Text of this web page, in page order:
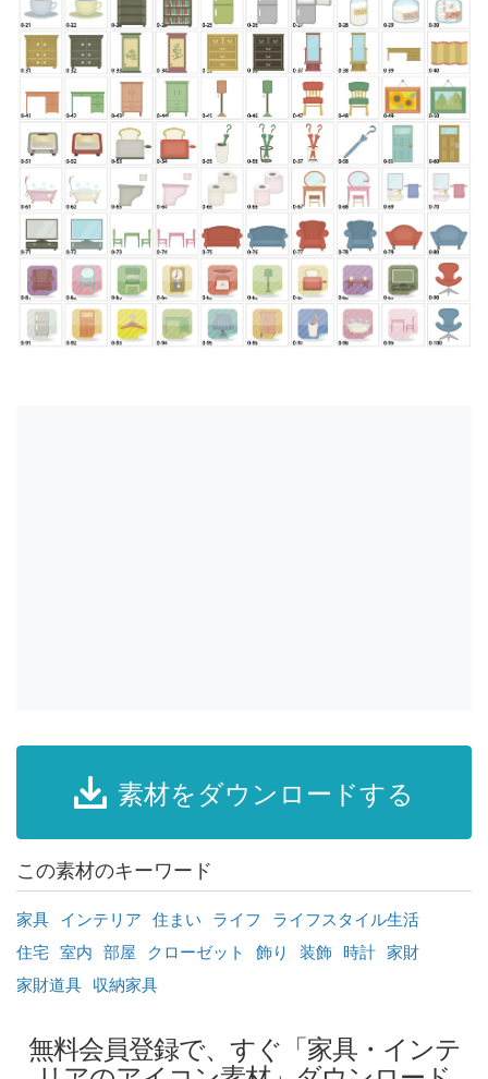
素材をダウンロードする
この素材のキーワード
家具 インテリア 住まい ライフ
ライフスタイル生活
住宅 室内 部屋 クローゼット 飾り 装飾 時計 家財
家財道具 収納家具
無料会員登録で、すぐ「家具・インテ